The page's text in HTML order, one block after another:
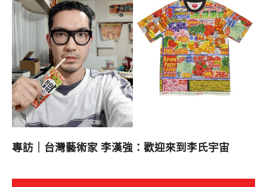
專訪｜台灣藝術家 李漢強：歡迎來到李氏宇宙